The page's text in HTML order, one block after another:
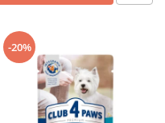
-20%